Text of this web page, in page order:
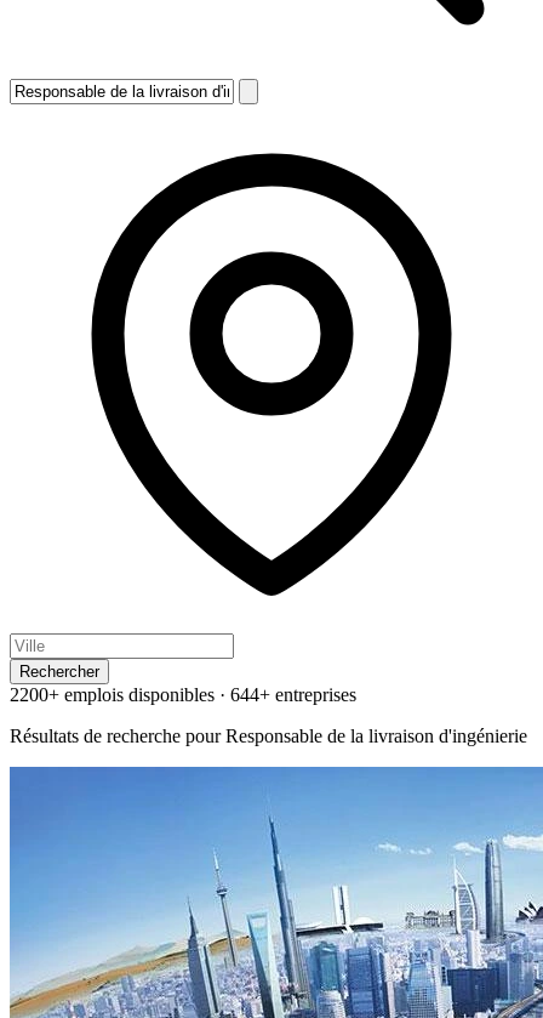
Rechercher
2200+ emplois disponibles · 644+ entreprises
Résultats de recherche pourResponsable de la livraison d'ingénierie